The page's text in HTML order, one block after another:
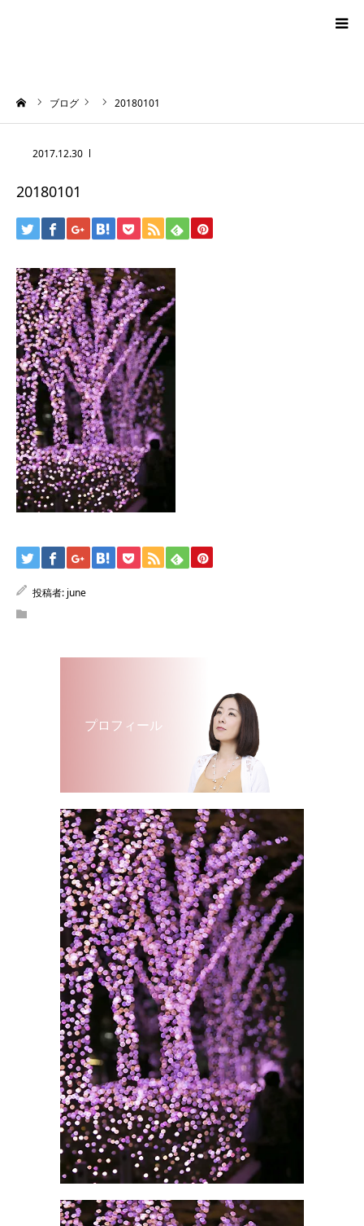
ブログ 20180101
2017.12.30
20180101
投稿者: june
プロフィール
プロフィール
お問い合わせ